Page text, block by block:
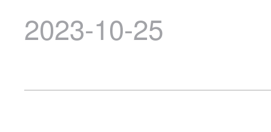
2023-10-25